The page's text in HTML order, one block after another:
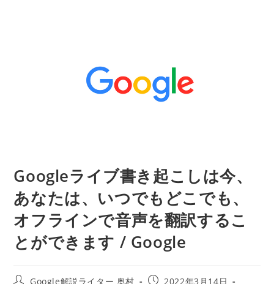
Googleライブ書き起こしは今、
あなたは、いつでもどこでも、
オフラインで音声を翻訳するこ
とができます / Google
投
Google解説ライター 奥村
投
2022年3月14日